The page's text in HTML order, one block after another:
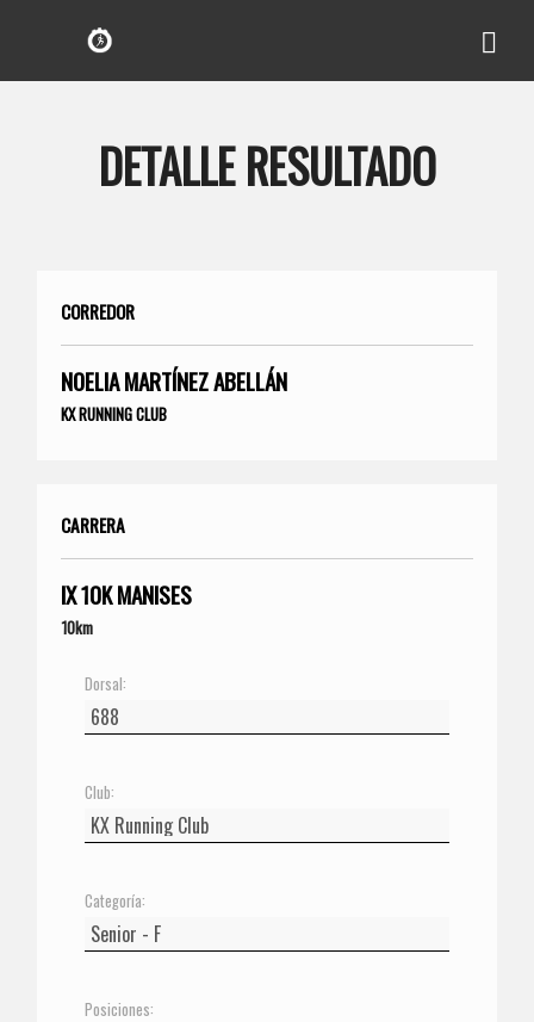
DETALLE RESULTADO
CORREDOR
NOELIA MARTÍNEZ ABELLÁN
KX RUNNING CLUB
CARRERA
IX 10K MANISES
10km
Dorsal:
Club:
Categoría:
Posiciones: